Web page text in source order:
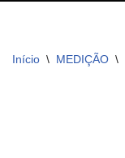
Início \ MEDIÇÃO \